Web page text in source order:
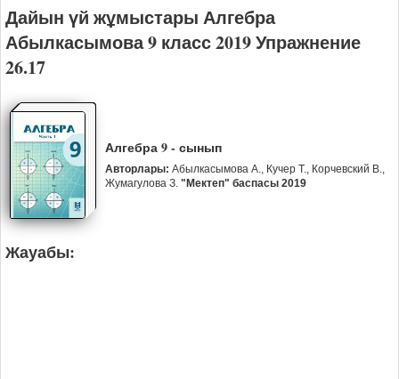
Дайын үй жұмыстары Алгебра
Абылкасымова 9 класс 2019 Упражнение
26.17
Алгебра 9 - сынып
Авторлары: Абылкасымова А., Кучер Т., Корчевский В.,
Жумагулова З. "Мектеп" баспасы 2019
Жауабы: